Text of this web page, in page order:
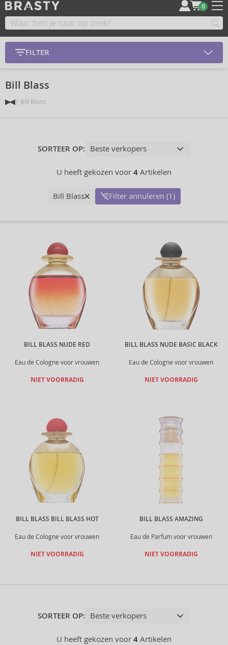
0
FILTER
Bill Blass
Bill Blass
SORTEER OP:
U heeft gekozen voor 4 Artikelen
Bill Blass Filter annuleren (1)
BILL BLASS NUDE RED
Eau de Cologne voor vrouwen
NIET VOORRADIG
BILL BLASS NUDE BASIC BLACK
Eau de Cologne voor vrouwen
NIET VOORRADIG
BILL BLASS BILL BLASS HOT
Eau de Cologne voor vrouwen
NIET VOORRADIG
BILL BLASS AMAZING
Eau de Parfum voor vrouwen
NIET VOORRADIG
SORTEER OP:
U heeft gekozen voor 4 Artikelen